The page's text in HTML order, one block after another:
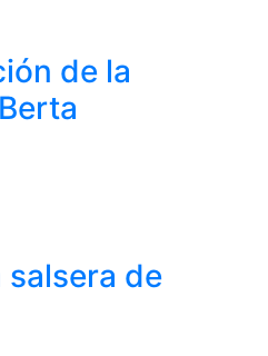
de la
salsera de